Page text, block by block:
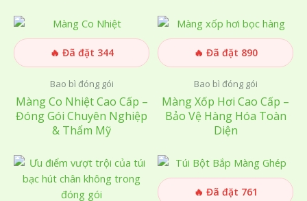
🔥 Đã đặt 344
Bao bì đóng gói
Màng Co Nhiệt Cao Cấp –
Đóng Gói Chuyên Nghiệp
& Thẩm Mỹ
🔥 Đã đặt 890
Bao bì đóng gói
Màng Xốp Hơi Cao Cấp –
Bảo Vệ Hàng Hóa Toàn
Diện
🔥 Đã đặt 761